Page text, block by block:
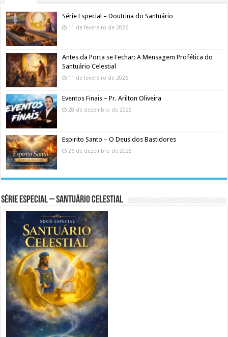
Série Especial – Doutrina do Santuário
11 de fevereiro de 2026
Antes da Porta se Fechar: A Mensagem Profética do
Santuário Celestial
11 de fevereiro de 2026
Eventos Finais – Pr. Arilton Oliveira
28 de dezembro de 2025
Espirito Santo – O Deus dos Bastidores
26 de dezembro de 2025
Série Especial – Santuário Celestial